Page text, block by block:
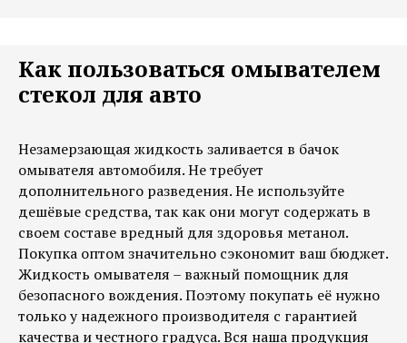
Как пользоваться омывателем
стекол для авто
Незамерзающая жидкость заливается в бачок
омывателя автомобиля. Не требует
дополнительного разведения. Не используйте
дешёвые средства, так как они могут содержать в
своем составе вредный для здоровья метанол.
Покупка оптом значительно сэкономит ваш бюджет.
Жидкость омывателя – важный помощник для
безопасного вождения. Поэтому покупать её нужно
только у надежного производителя с гарантией
качества и честного градуса. Вся наша продукция